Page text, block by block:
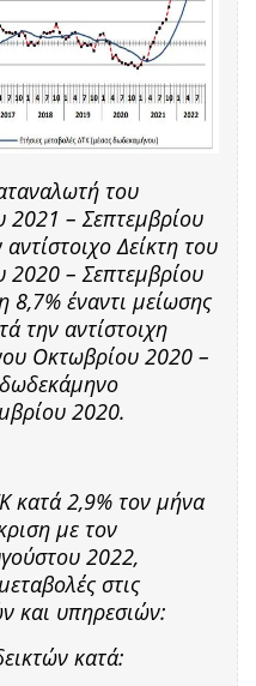
του
– Σεπτεμβρίου
Δείκτη του
– Σεπτεμβρίου
έναντι μείωσης
την αντίστοιχη
Οκτωβρίου 2020 –
2020.
κατά 2,9% τον μήνα
με τον
2022,
στις
και υπηρεσιών:
κατά: